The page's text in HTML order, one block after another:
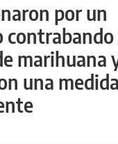
por un
marihuana
una medida